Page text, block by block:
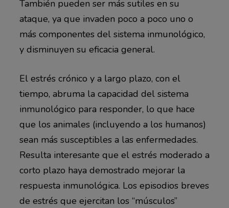
También pueden ser más sutiles en su
ataque, ya que invaden poco a poco uno o
más componentes del sistema inmunológico,
y disminuyen su eficacia general.
El estrés crónico y a largo plazo, con el
tiempo, abruma la capacidad del sistema
inmunológico para responder, lo que hace
que los animales (incluyendo a los humanos)
sean más susceptibles a las enfermedades.
Resulta interesante que el estrés moderado a
corto plazo haya demostrado mejorar la
respuesta inmunológica. Los episodios breves
de estrés que ejercitan los “músculos”